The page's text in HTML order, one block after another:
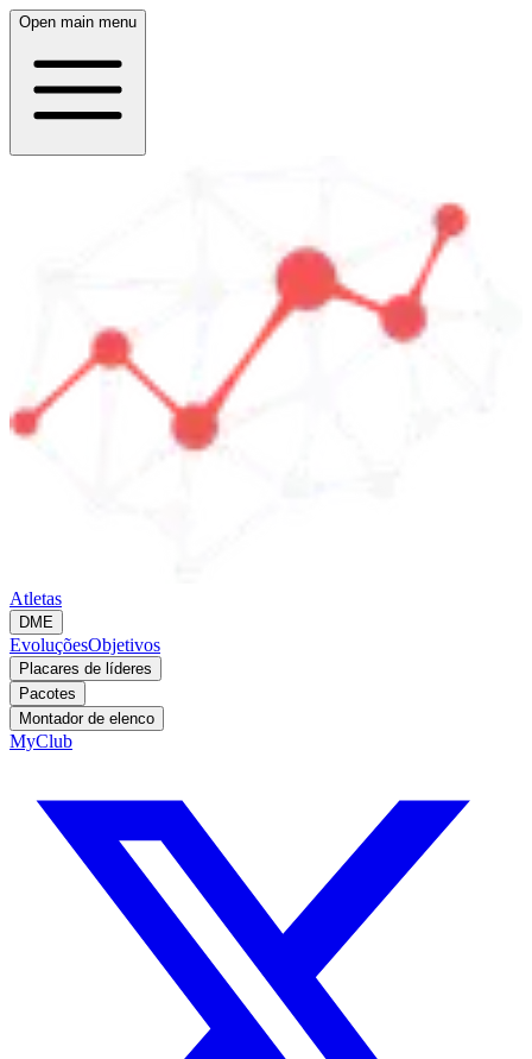
Open main menu
Atletas
DME
EvoluçõesObjetivos
Placares de líderes
Pacotes
Montador de elenco
MyClub